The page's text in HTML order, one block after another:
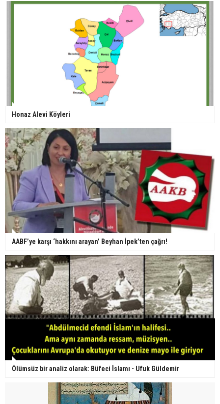
Honaz Alevi Köyleri
AABF’ye karşı ‘hakkını arayan’ Beyhan İpek’ten çağrı!
Ölümsüz bir analiz olarak: Büfeci İslamı - Ufuk Güldemir